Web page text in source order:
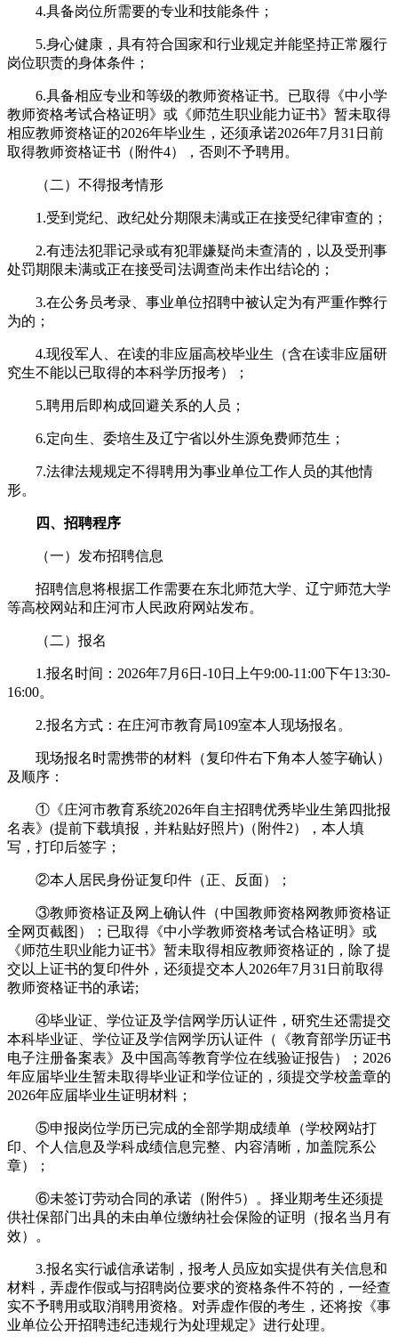
4.具备岗位所需要的专业和技能条件；
5.身心健康，具有符合国家和行业规定并能坚持正常履行
岗位职责的身体条件；
6.具备相应专业和等级的教师资格证书。已取得《中小学
教师资格考试合格证明》或《师范生职业能力证书》暂未取得
相应教师资格证的2026年毕业生，还须承诺2026年7月31日前
取得教师资格证书（附件4），否则不予聘用。
（二）不得报考情形
1.受到党纪、政纪处分期限未满或正在接受纪律审查的；
2.有违法犯罪记录或有犯罪嫌疑尚未查清的，以及受刑事
处罚期限未满或正在接受司法调查尚未作出结论的；
3.在公务员考录、事业单位招聘中被认定为有严重作弊行
为的；
4.现役军人、在读的非应届高校毕业生（含在读非应届研
究生不能以已取得的本科学历报考）；
5.聘用后即构成回避关系的人员；
6.定向生、委培生及辽宁省以外生源免费师范生；
7.法律法规规定不得聘用为事业单位工作人员的其他情
形。
四、招聘程序
（一）发布招聘信息
招聘信息将根据工作需要在东北师范大学、辽宁师范大学
等高校网站和庄河市人民政府网站发布。
（二）报名
1.报名时间：2026年7月6日-10日上午9:00-11:00下午13:30-
16:00。
2.报名方式：在庄河市教育局109室本人现场报名。
现场报名时需携带的材料（复印件右下角本人签字确认）
及顺序：
①《庄河市教育系统2026年自主招聘优秀毕业生第四批报
名表》(提前下载填报，并粘贴好照片)（附件2），本人填
写，打印后签字；
②本人居民身份证复印件（正、反面）；
③教师资格证及网上确认件（中国教师资格网教师资格证
全网页截图）；已取得《中小学教师资格考试合格证明》或
《师范生职业能力证书》暂未取得相应教师资格证的，除了提
交以上证书的复印件外，还须提交本人2026年7月31日前取得
教师资格证书的承诺;
④毕业证、学位证及学信网学历认证件，研究生还需提交
本科毕业证、学位证及学信网学历认证件（《教育部学历证书
电子注册备案表》及中国高等教育学位在线验证报告）；2026
年应届毕业生暂未取得毕业证和学位证的，须提交学校盖章的
2026年应届毕业生证明材料；
⑤申报岗位学历已完成的全部学期成绩单（学校网站打
印、个人信息及学科成绩信息完整、内容清晰，加盖院系公
章）；
⑥未签订劳动合同的承诺（附件5）。择业期考生还须提
供社保部门出具的未由单位缴纳社会保险的证明（报名当月有
效）。
3.报名实行诚信承诺制，报考人员应如实提供有关信息和
材料，弄虚作假或与招聘岗位要求的资格条件不符的，一经查
实不予聘用或取消聘用资格。对弄虚作假的考生，还将按《事
业单位公开招聘违纪违规行为处理规定》进行处理。